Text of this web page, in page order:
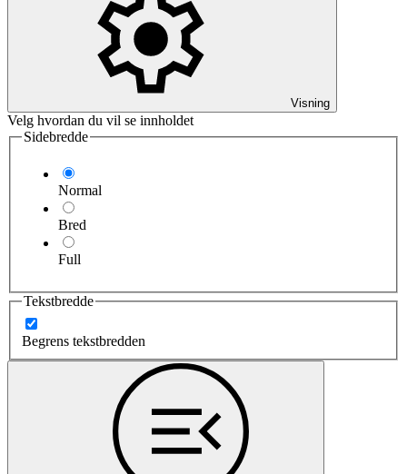
Visning
Velg hvordan du vil se innholdet
Sidebredde
Normal
Bred
Full
Tekstbredde
Begrens tekstbredden